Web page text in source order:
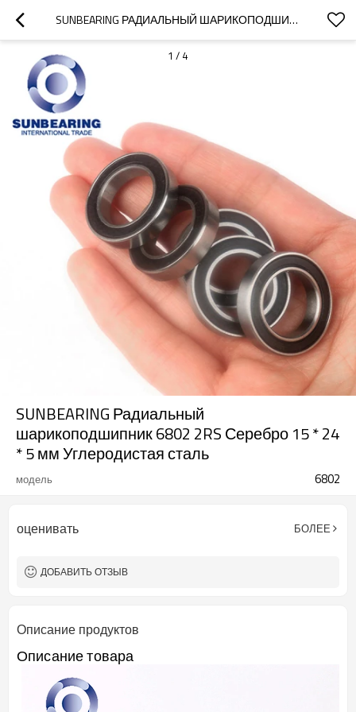
SUNBEARING РАДИАЛЬНЫЙ ШАРИКОПОДШИПНИК 6802 2RS СЕРЕБРО 15 * 24 * 5 ММ УГЛЕРОДИСТАЯ СТАЛЬ
1 / 4
SUNBEARING Радиальный
шарикоподшипник 6802 2RS Серебро 15 * 24
* 5 мм Углеродистая сталь
модель 6802
оценивать БОЛЕЕ
ДОБАВИТЬ ОТЗЫВ
Описание продуктов
Описание товара